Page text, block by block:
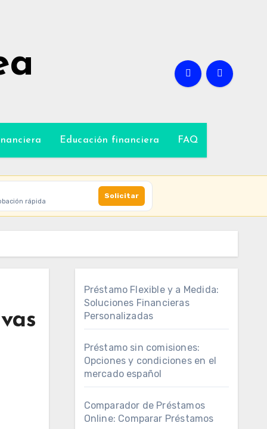
Educación financiera FAQ
rápida
Solicitar
Préstamo Flexible y a Medida:
Soluciones Financieras
Personalizadas
Préstamo sin comisiones:
Opciones y condiciones en el
mercado español
Comparador de Préstamos
Online: Comparar Préstamos